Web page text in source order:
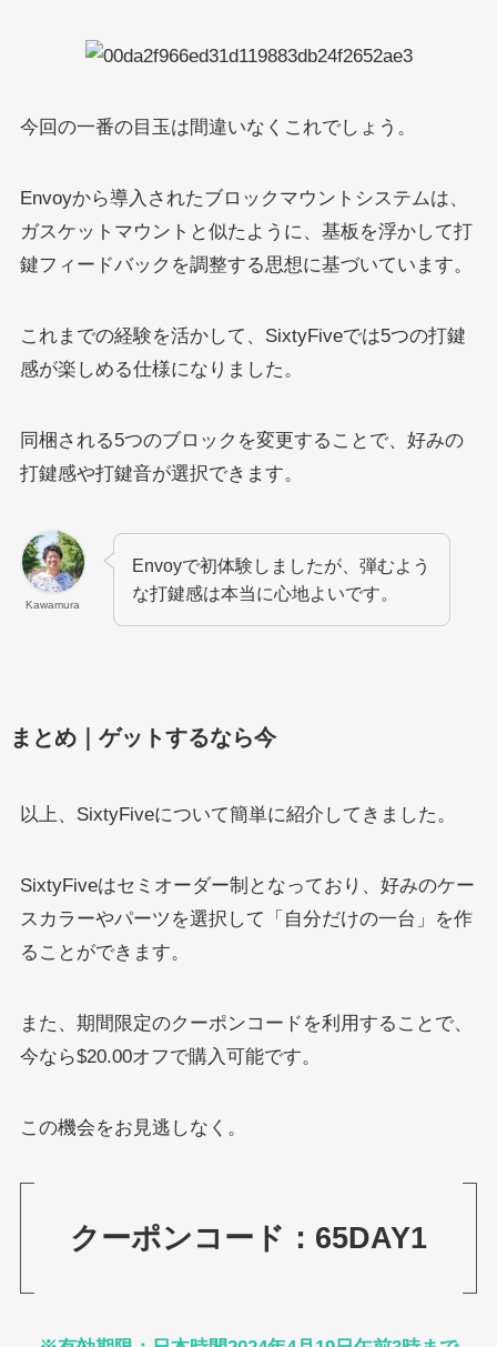
今回の一番の目玉は間違いなくこれでしょう。
Envoyから導入されたブロックマウントシステムは、
ガスケットマウントと似たように、基板を浮かして打
鍵フィードバックを調整する思想に基づいています。
これまでの経験を活かして、SixtyFiveでは5つの打鍵
感が楽しめる仕様になりました。
同梱される5つのブロックを変更することで、好みの
打鍵感や打鍵音が選択できます。
Kawamura
Envoyで初体験しましたが、弾むよう
な打鍵感は本当に心地よいです。
まとめ｜ゲットするなら今
以上、SixtyFiveについて簡単に紹介してきました。
SixtyFiveはセミオーダー制となっており、好みのケー
スカラーやパーツを選択して「自分だけの一台」を作
ることができます。
また、期間限定のクーポンコードを利用することで、
今なら$20.00オフで購入可能です。
この機会をお見逃しなく。
クーポンコード：65DAY1